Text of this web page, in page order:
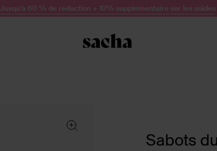
Jusqu'à 60 % de réduction + 10% supplémentaire sur les soldes
Sabots